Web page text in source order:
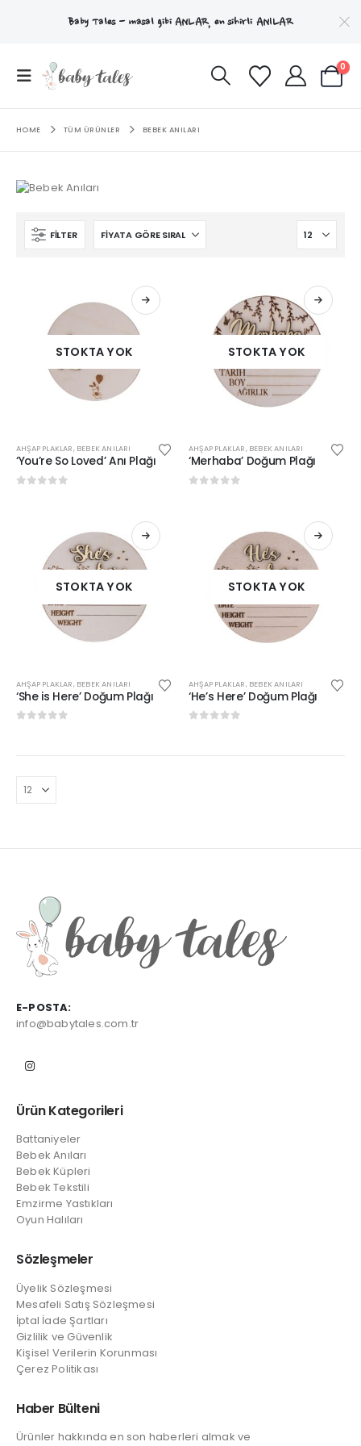
Baby Tales - masal gibiANLAR, en sihirli ANILAR
0
HOME TÜM ÜRÜNLER BEBEK ANILARI
FILTER
STOKTA YOK
AHŞAP PLAKLAR, BEBEK ANILARI
‘You’re So Loved’ Anı Plağı
STOKTA YOK
AHŞAP PLAKLAR, BEBEK ANILARI
‘Merhaba’ Doğum Plağı
STOKTA YOK
AHŞAP PLAKLAR, BEBEK ANILARI
‘She is Here’ Doğum Plağı
STOKTA YOK
AHŞAP PLAKLAR, BEBEK ANILARI
‘He’s Here’ Doğum Plağı
E-POSTA:
info@babytales.com.tr
Ürün Kategorileri
Battaniyeler
Bebek Anıları
Bebek Küpleri
Bebek Tekstili
Emzirme Yastıkları
Oyun Halıları
Sözleşmeler
Üyelik Sözleşmesi
Mesafeli Satış Sözleşmesi
İptal İade Şartları
Gizlilik ve Güvenlik
Kişisel Verilerin Korunması
Çerez Politikası
Haber Bülteni
Ürünler hakkında en son haberleri almak ve